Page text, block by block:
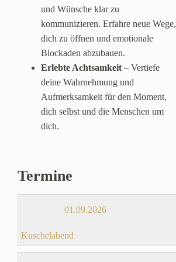
und Wünsche klar zu
kommunizieren. Erfahre neue Wege,
dich zu öffnen und emotionale
Blockaden abzubauen.
Erlebte Achtsamkeit – Vertiefe
deine Wahrnehmung und
Aufmerksamkeit für den Moment,
dich selbst und die Menschen um
dich.
Termine
01.09.2026
Kuschelabend